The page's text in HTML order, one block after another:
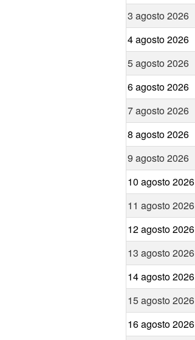
3 agosto 2026
4 agosto 2026
5 agosto 2026
6 agosto 2026
7 agosto 2026
8 agosto 2026
9 agosto 2026
10 agosto 2026
11 agosto 2026
12 agosto 2026
13 agosto 2026
14 agosto 2026
15 agosto 2026
16 agosto 2026